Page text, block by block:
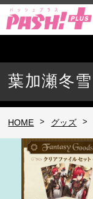
葉加瀬冬雪
HOME > グッズ >